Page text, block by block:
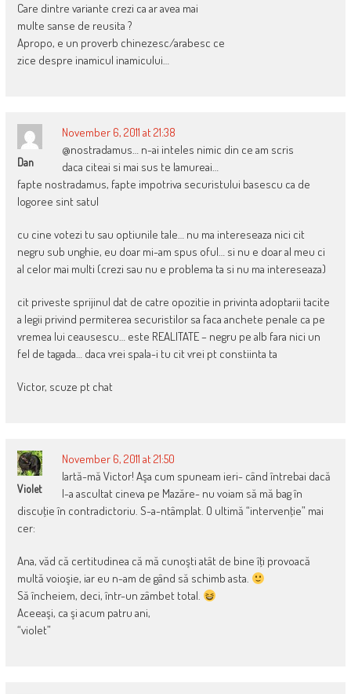
Care dintre variante crezi ca ar avea mai
multe sanse de reusita ?
Apropo, e un proverb chinezesc/arabesc ce
zice despre inamicul inamicului…
Dan
November 6, 2011 at 21:38
@nostradamus… n-ai inteles nimic din ce am scris
daca citeai si mai sus te lamureai…
fapte nostradamus, fapte impotriva securistului basescu ca de
logoree sint satul
cu cine votezi tu sau optiunile tale… nu ma intereseaza nici cit
negru sub unghie, eu doar mi-am spus oful… si nu e doar al meu ci
al celor mai multi (crezi sau nu e problema ta si nu ma intereseaza)
cit priveste sprijinul dat de catre opozitie in privinta adoptarii tacite
a legii privind permiterea securistilor sa faca anchete penale ca pe
vremea lui ceausescu… este REALITATE – negru pe alb fara nici un
fel de tagada… daca vrei spala-i tu cit vrei pt constiinta ta
Victor, scuze pt chat
Violet
November 6, 2011 at 21:50
Iartă-mă Victor! Aşa cum spuneam ieri- când întrebai dacă
l-a ascultat cineva pe Mazăre- nu voiam să mă bag în
discuţie în contradictoriu. S-a-ntâmplat. O ultimă “intervenţie” mai
cer:
Ana, văd că certitudinea că mă cunoşti atât de bine îţi provoacă
multă voioşie, iar eu n-am de gând să schimb asta.
Să încheiem, deci, într-un zâmbet total.
Aceeaşi, ca şi acum patru ani,
“violet”